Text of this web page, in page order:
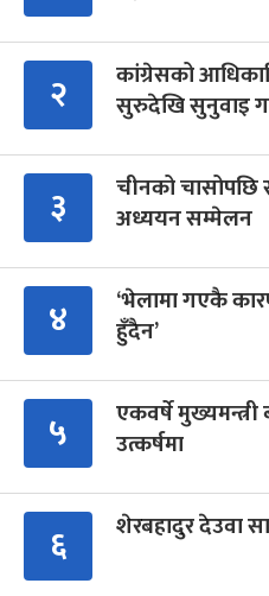
२
कांग्रेसको
सुरुदेखि सुनुवाइ
३
चीनको चासोपछि
अध्ययन सम्मेलन
४
‘भेलामा गएकै
हुँदैन’
५
एकवर्षे
उत्कर्षमा
६ शेरबहादुर देउवा